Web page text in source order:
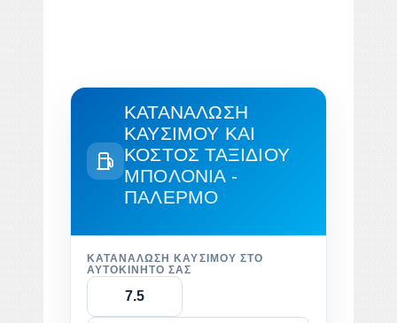
ΚΑΤΑΝΆΛΩΣΗ
ΚΑΥΣΊΜΟΥ ΚΑΙ
ΚΌΣΤΟΣ ΤΑΞΙΔΙΟΎ
ΜΠΟΛΌΝΙΑ -
ΠΑΛΈΡΜΟ
ΚΑΤΑΝΆΛΩΣΗ ΚΑΥΣΊΜΟΥ ΣΤΟ
ΑΥΤΟΚΊΝΗΤΌ ΣΑΣ